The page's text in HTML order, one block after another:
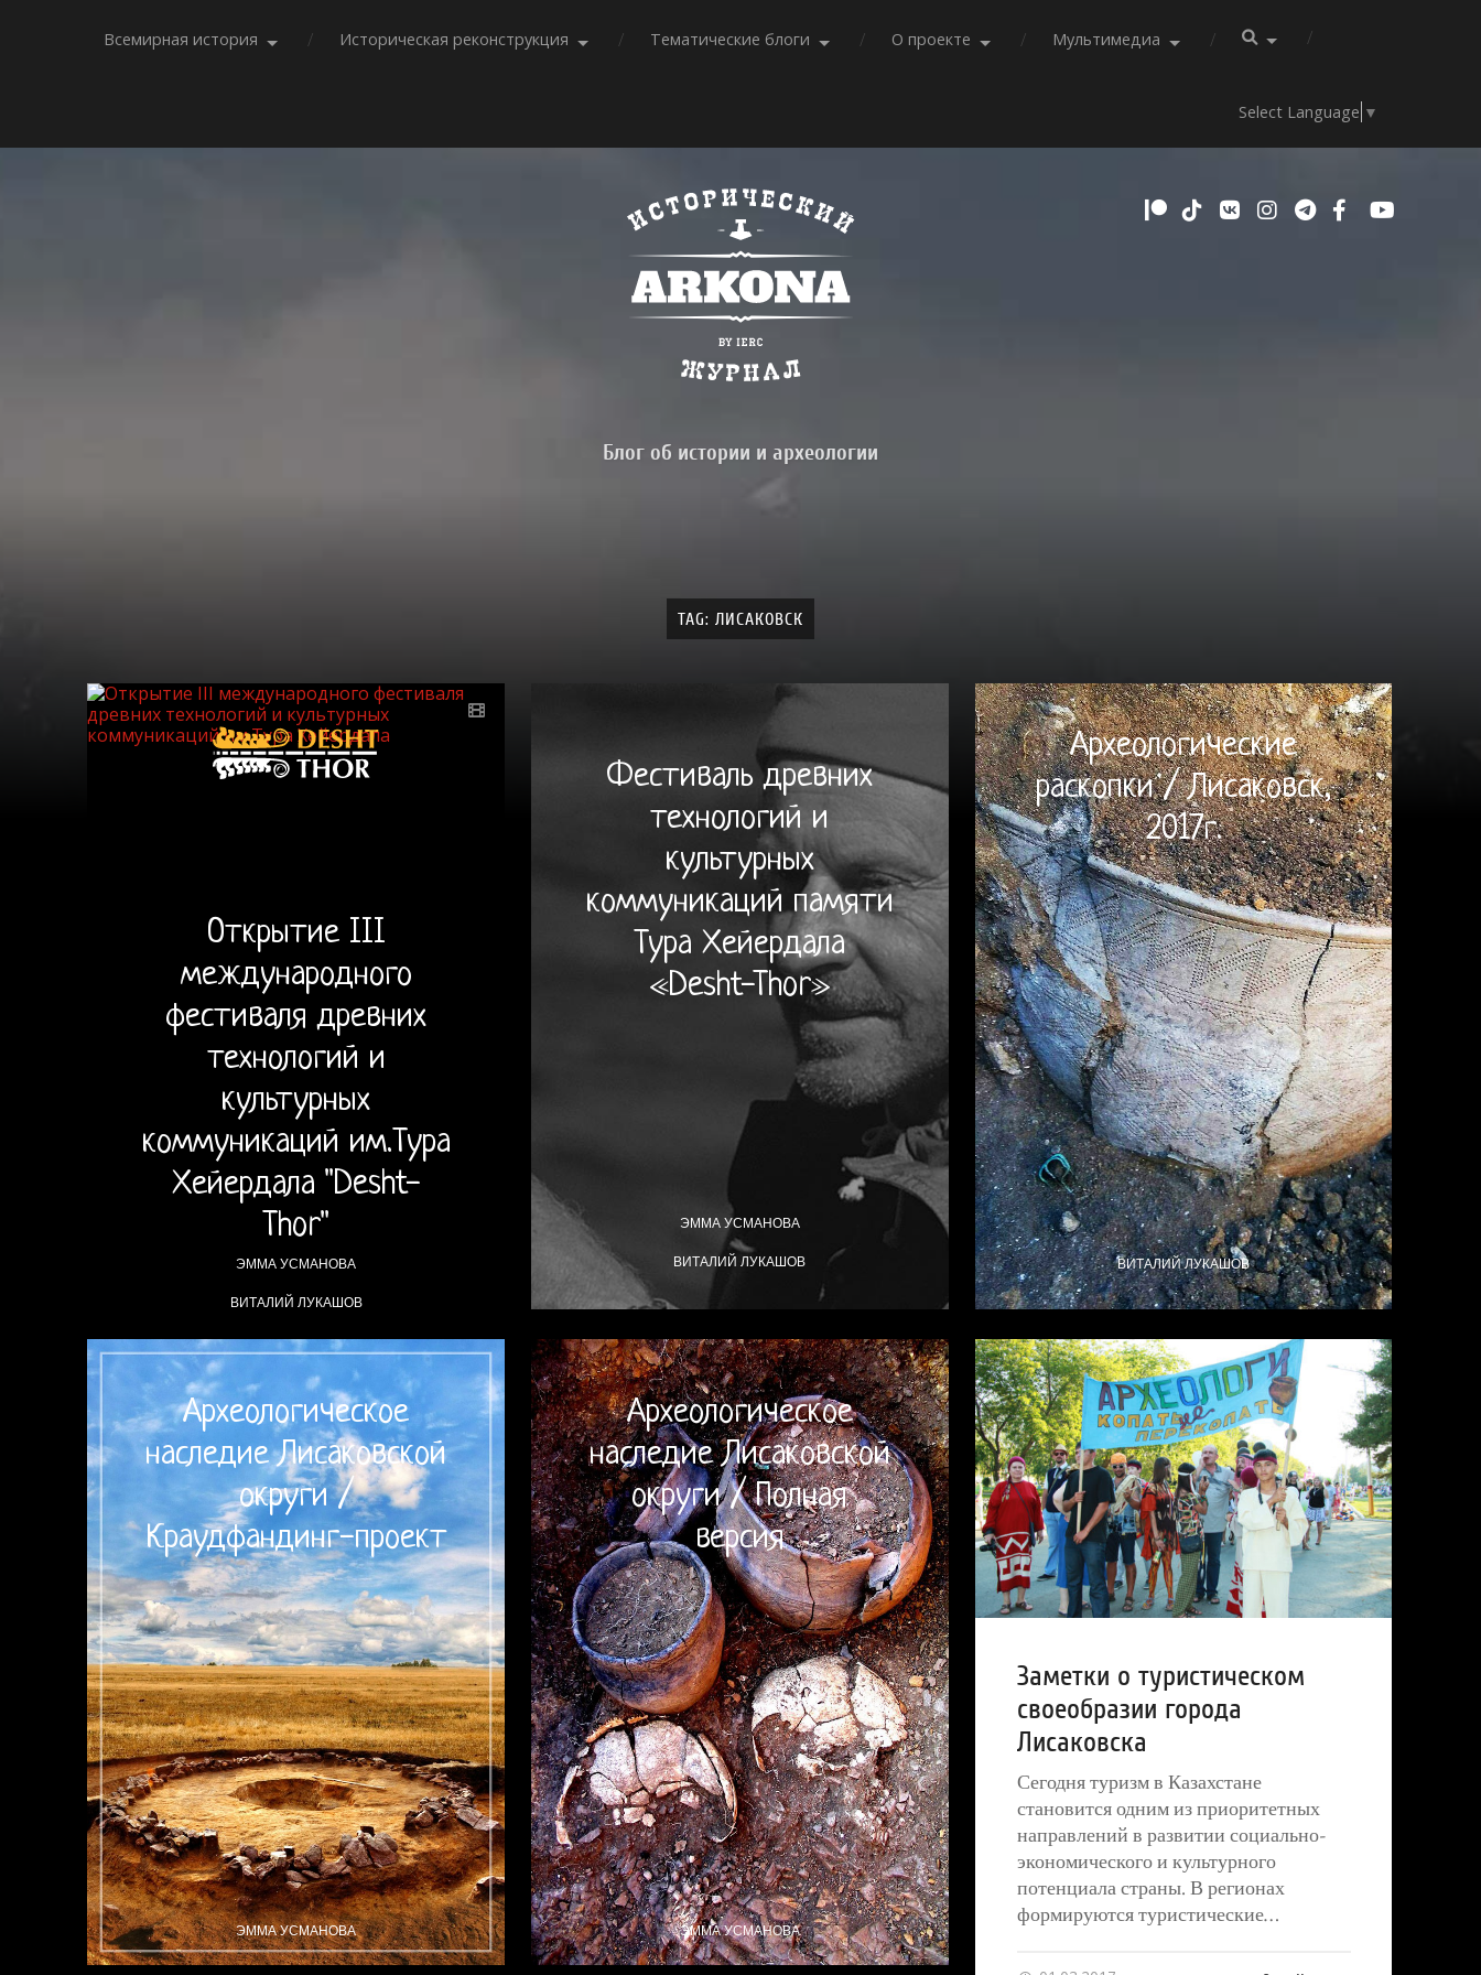
Всемирная история Историческая реконструкция Тематические блоги О проекте Мультимедиа
Select Language ▼
Блог об истории и археологии
TAG: ЛИСАКОВСК
Открытие III
международного
фестиваля древних
технологий и
культурных
коммуникаций им.Тура
Хейердала "Desht-
Thor"
ЭММА УСМАНОВА
ВИТАЛИЙ ЛУКАШОВ
Фестиваль древних
технологий и
культурных
коммуникаций памяти
Тура Хейердала
«Desht-Thor»
ЭММА УСМАНОВА
ВИТАЛИЙ ЛУКАШОВ
Археологические
раскопки / Лисаковск,
2017г.
ВИТАЛИЙ ЛУКАШОВ
Археологическое
наследие Лисаковской
округи /
Краудфандинг-проект
ЭММА УСМАНОВА
Археологическое
наследие Лисаковской
округи / Полная
версия
ЭММА УСМАНОВА
Заметки о туристическом
своеобразии города
Лисаковска
Сегодня туризм в Казахстане
становится одним из приоритетных
направлений в развитии социально-
экономического и культурного
потенциала страны. В регионах
формируются туристические…